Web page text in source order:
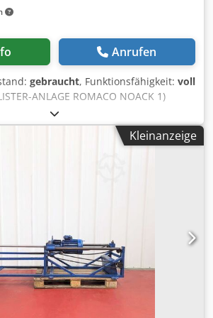
die Effizienz als auch die Flexibilität
gewährleistet eine gleichmäßige und
Dieses Bauteil minimiert
– ein entscheidender Faktor
Produktion. Sicherheit
gebrauchte AROL T-Stopper-
von 2006 ist mit
ausgestattet, um das
des Betriebs zuverlässig zu
der Invertersteuerung kann der
der Maschine problemlos an
anpassen. Somit
eine Leistung von etwa
Stunde erreichen. Damit bietet sie eine
Anrufen
gebraucht, Funktionsfähigkeit: voll
ANLAGE ROMACO NOACK 1)
ROMACO NOACK, MODELL DPN760 -
- Baujahr: 2013 - Verschiedene
verfügbar PRODUKTION -
Blister pro Minute - Formmaterialien:
155 x 138 mm - Formtiefe: 14 mm
750 x 1650 mm (ca.) - Gewicht: 1000 kg
ROMACO NOACK, MODELL P91
- Leistung: 90 Kartons pro
20 x 15 x 60 mm (min.); 120 x 80 x
= 200 mm) ENERGIEVERBRAUCH -
Kleinanzeige